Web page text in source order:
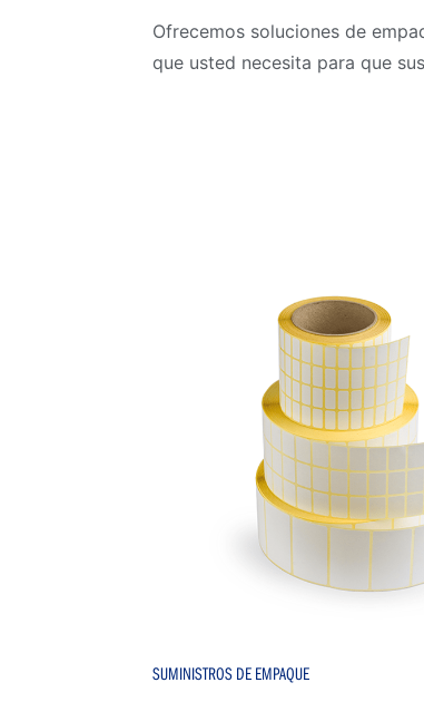
Ofrecemos soluciones de
que usted necesita para que
SUMINISTROS DE EMPAQUE